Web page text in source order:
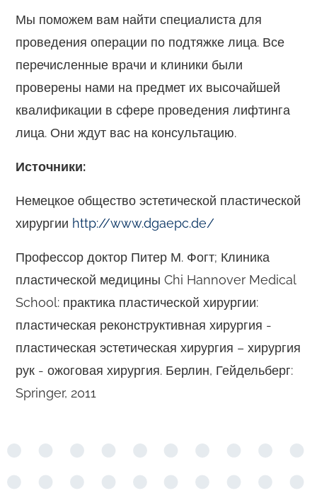
Мы поможем вам найти специалиста для
проведения операции по подтяжке лица. Все
перечисленные врачи и клиники были
проверены нами на предмет их высочайшей
квалификации в сфере проведения лифтинга
лица. Они ждут вас на консультацию.
Источники:
Немецкое общество эстетической пластической
хирургии http://www.dgaepc.de/
Профессор доктор Питер М. Фогт; Клиника
пластической медицины Chi Hannover Medical
School: практика пластической хирургии:
пластическая реконструктивная хирургия -
пластическая эстетическая хирургия – хирургия
рук - ожоговая хирургия. Берлин, Гейдельберг:
Springer, 2011